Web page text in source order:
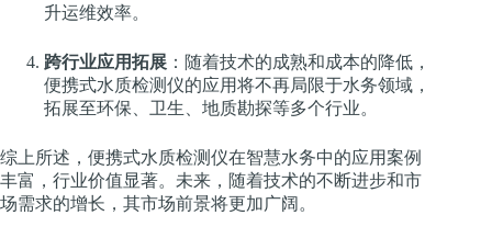
升运维效率。
跨行业应用拓展 ：随着技术的成熟和成本的降低，
便携式水质检测仪的应用将不再局限于水务领域，
拓展至环保、卫生、地质勘探等多个行业。
综上所述，便携式水质检测仪在智慧水务中的应用案例
丰富，行业价值显著。未来，随着技术的不断进步和市
场需求的增长，其市场前景将更加广阔。